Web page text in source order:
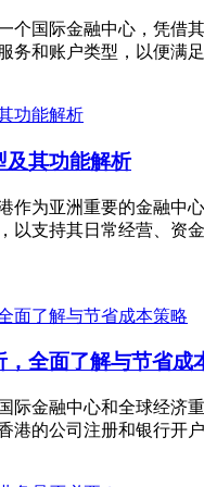
个国际金融中心，凭借
务和账户类型，以便满
及其功能解析
作为亚洲重要的金融中
以支持其日常经营、资
全面了解与节省成
际金融中心和全球经济
港的公司注册和银行开